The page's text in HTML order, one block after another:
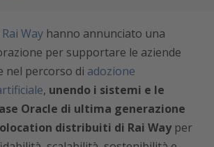
Rai Way hanno annunciato una
per supportare le aziende
nel percorso di adozione
, unendo i sistemi e le
Oracle di ultima generazione
distribuiti di Rai Way per